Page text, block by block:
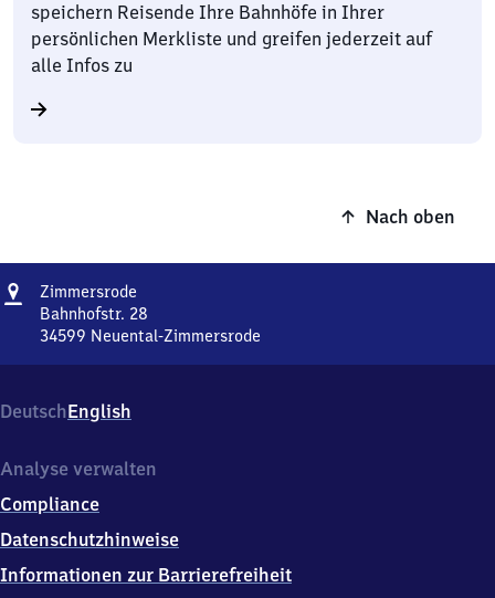
speichern Reisende Ihre Bahnhöfe in Ihrer
persönlichen Merkliste und greifen jederzeit auf
alle Infos zu
Nach oben
Adresse
Zimmersrode
Bahnhofstr. 28
34599 Neuental-Zimmersrode
28,
3
5
9
Neuental-
DeutschEnglish
Analyse verwalten
Compliance
Datenschutzhinweise
Informationen zur Barrierefreiheit